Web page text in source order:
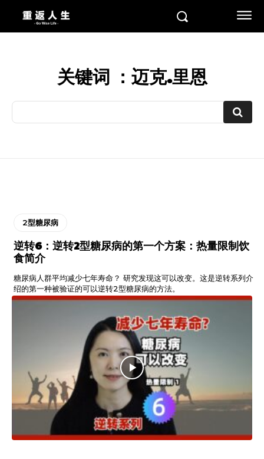
关键词 ： 迈克.里恩
2型糖尿病
逆转6：逆转2型糖尿病的第一个方案：热量限制饮
食简介
糖尿病人群平均减少七年寿命？ 研究发现这可以改变。这是逆转系列介
绍的第一种被验证的可以逆转2型糖尿病的方法。